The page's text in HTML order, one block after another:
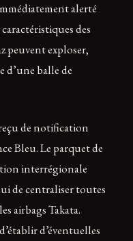
alerté
des
peuvent exploser,
d’une balle de
de notification
Bleu. Le parquet de
interrégionale
de centraliser toutes
airbags Takata.
d’éventuelles